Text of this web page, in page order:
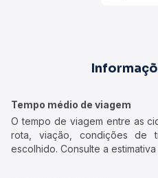
Tempo médio de viagem
O tempo de viagem entre as
rota, viação, condições
escolhido. Consulte a